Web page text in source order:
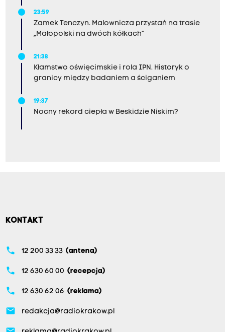
23:59
Zamek Tenczyn. Malownicza przystań na trasie
„Małopolski na dwóch kółkach”
21:38
Kłamstwo oświęcimskie i rola IPN. Historyk o
granicy między badaniem a ściganiem
19:37
Nocny rekord ciepła w Beskidzie Niskim?
KONTAKT
phone 12 200 33 33 (antena)
phone 12 630 60 00 (recepcja)
phone 12 630 62 06 (reklama)
email redakcja@radiokrakow.pl